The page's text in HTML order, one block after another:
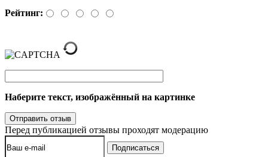
Рейтинг:
Наберите текст, изображённый на картинке
Перед публикацией отзывы проходят модерацию